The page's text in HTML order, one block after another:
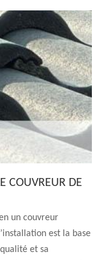
COUVREUR DE
un couvreur
est la base
et sa